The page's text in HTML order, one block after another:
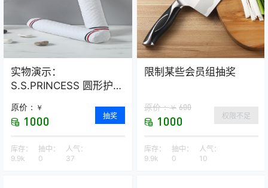
实物演示：
S.S.PRINCESS 圆形护颈
原价： ￥
1000 抽奖
库存：
9.9k
抽中：
0
人气：
37
限制某些会员组抽奖
原价：￥ 600
1000 权限不足
库存：
9.9k
抽中：
0
人气：
10